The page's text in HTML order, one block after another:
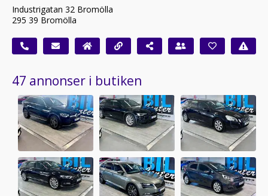
Industrigatan 32 Bromölla
295 39 Bromölla
47 annonser i butiken